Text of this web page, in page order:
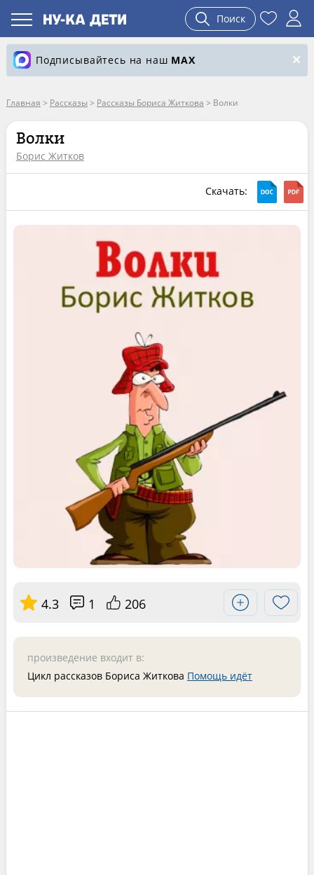
Поиск
Подписывайтесь на наш MAX
Главная > Рассказы > Рассказы Бориса Житкова > Волки
Волки
Борис Житков
Скачать:
4.3 1 206
произведение входит в:
Цикл рассказов Бориса Житкова Помощь идёт